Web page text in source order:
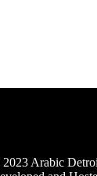
Arabic